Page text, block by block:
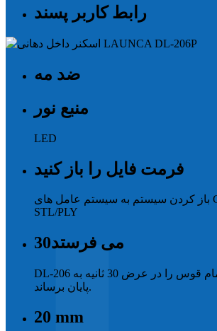
رابط کاربر پسند
ضد مه
منبع نور
LED
فرمت فایل را باز کنید
باز کردن سیستم به سیستم عامل های CAD/CAM، خروجی
STL/PLY
30می فرستد
DL-206 قادر است اسکن تمام قوس را در عرض 30 ثانیه به
پایان برساند.
20 mm